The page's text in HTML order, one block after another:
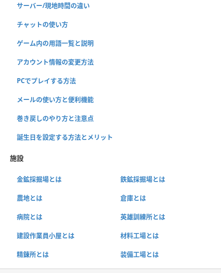
サーバー/現地時間の違い
チャットの使い方
ゲーム内の用語一覧と説明
アカウント情報の変更方法
PCでプレイする方法
メールの使い方と便利機能
巻き戻しのやり方と注意点
誕生日を設定する方法とメリット
施設
金鉱採掘場とは 鉄鉱採掘場とは
農地とは 倉庫とは
病院とは 英雄訓練所とは
建設作業員小屋とは 材料工場とは
精錬所とは 装備工場とは